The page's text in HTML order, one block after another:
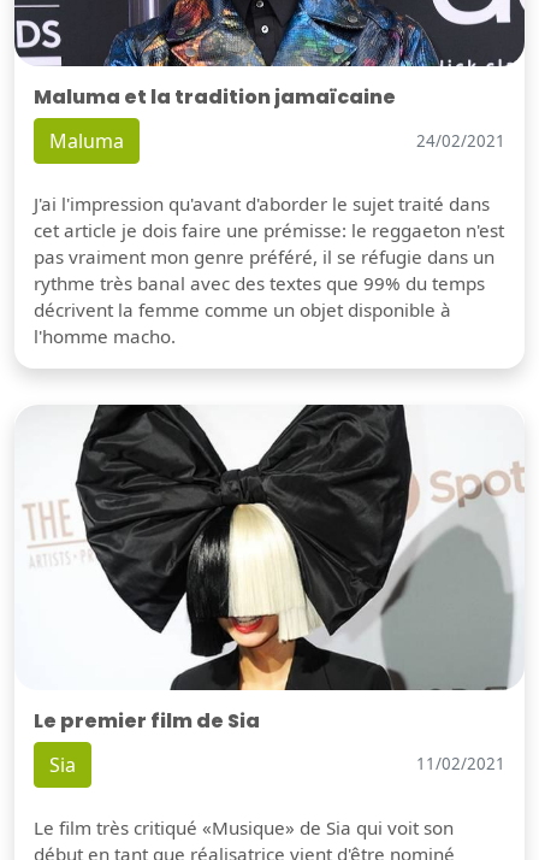
Maluma et la tradition jamaïcaine
Maluma 24/02/2021
J'ai l'impression qu'avant d'aborder le sujet traité dans
cet article je dois faire une prémisse: le reggaeton n'est
pas vraiment mon genre préféré, il se réfugie dans un
rythme très banal avec des textes que 99% du temps
décrivent la femme comme un objet disponible à
l'homme macho.
Le premier film de Sia
Sia 11/02/2021
Le film très critiqué «Musique» de Sia qui voit son
début en tant que réalisatrice vient d'être nominé